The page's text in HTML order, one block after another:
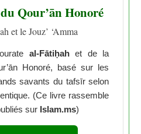
Qour’ān Honoré
et le Jouz’ ‘Amma
al-Fātiḥahet de la
Honoré, basé sur les
savants du tafsīr selon
(Ce livre rassemble
sur Islam.ms)